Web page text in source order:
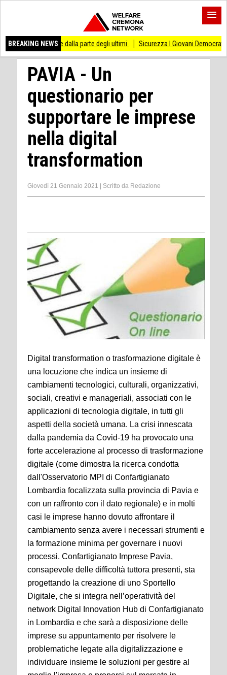
BREAKING NEWS
dalla parte degli ultimi Sicurezza I Giovani Democratici ribattono ai
PAVIA - Un
questionario per
supportare le imprese
nella digital
transformation
Giovedì 21 Gennaio 2021 Scritto da Redazione
Digital transformation o trasformazione digitale è
una locuzione che indica un insieme di
cambiamenti tecnologici, culturali, organizzativi,
sociali, creativi e manageriali, associati con le
applicazioni di tecnologia digitale, in tutti gli
aspetti della società umana. La crisi innescata
dalla pandemia da Covid-19 ha provocato una
forte accelerazione al processo di trasformazione
digitale (come dimostra la ricerca condotta
dall'Osservatorio MPI di Confartigianato
Lombardia focalizzata sulla provincia di Pavia e
con un raffronto con il dato regionale) e in molti
casi le imprese hanno dovuto affrontare il
cambiamento senza avere i necessari strumenti e
la formazione minima per governare i nuovi
processi. Confartigianato Imprese Pavia,
consapevole delle difficoltà tuttora presenti, sta
progettando la creazione di uno Sportello
Digitale, che si integra nell’operatività del
network Digital Innovation Hub di Confartigianato
in Lombardia e che sarà a disposizione delle
imprese su appuntamento per risolvere le
problematiche legate alla digitalizzazione e
individuare insieme le soluzioni per gestire al